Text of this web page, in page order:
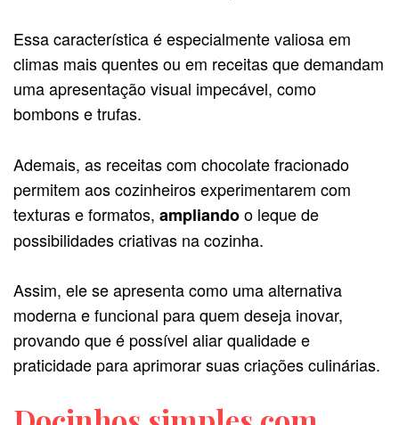
Essa característica é especialmente valiosa em
climas mais quentes ou em receitas que demandam
uma apresentação visual impecável, como
bombons e trufas.
Ademais, as receitas com chocolate fracionado
permitem aos cozinheiros experimentarem com
texturas e formatos, ampliandoo leque de
possibilidades criativas na cozinha.
Assim, ele se apresenta como uma alternativa
moderna e funcional para quem deseja inovar,
provando que é possível aliar qualidade e
praticidade para aprimorar suas criações culinárias.